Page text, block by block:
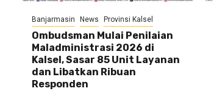
Banjarmasin News Provinsi Kalsel
Ombudsman Mulai Penilaian
Maladministrasi 2026 di
Kalsel, Sasar 85 Unit Layanan
dan Libatkan Ribuan
Responden